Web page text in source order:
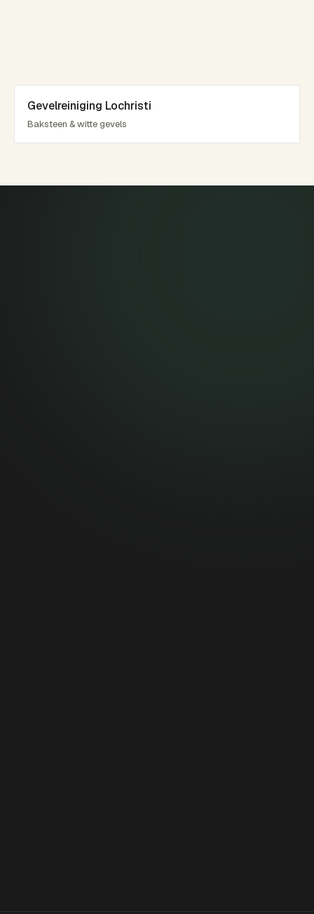
Gevelreiniging Lochristi
Baksteen & witte gevels